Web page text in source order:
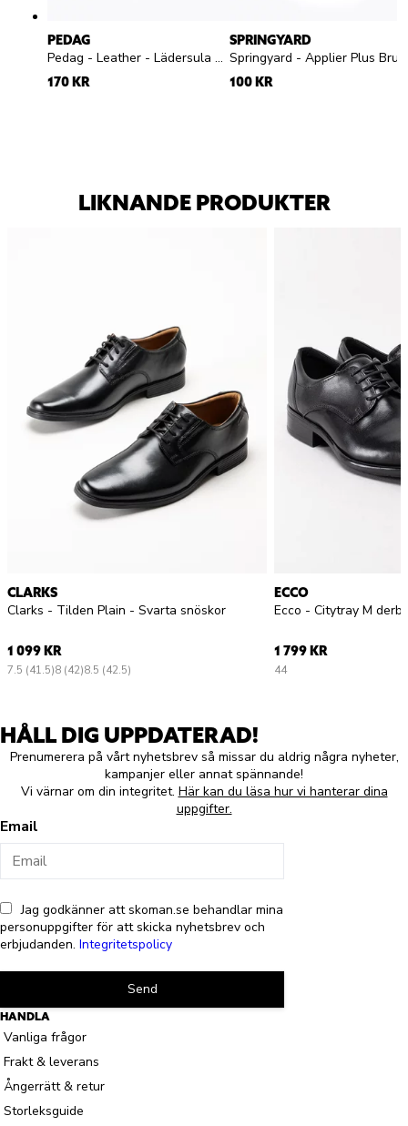
PEDAG
Pedag - Leather - Lädersula med aktivt kol
170 KR
SPRINGYARD
100 KR
LIKNANDE PRODUKTER
CLARKS
Clarks - Tilden Plain - Svarta snöskor
1 099 KR
7.5 (41.5)8 (42)8.5 (42.5)
ECCO
1 799 KR
44
HÅLL DIG UPPDATERAD!
Prenumerera på vårt nyhetsbrev så missar du aldrig några nyheter,
kampanjer eller annat spännande!
Vi värnar om din integritet. Här kan du läsa hur vi hanterar dina
uppgifter.
Email
Jag godkänner att skoman.se behandlar mina
personuppgifter för att skicka nyhetsbrev och
erbjudanden. Integritetspolicy
Send
HANDLA
Vanliga frågor
Frakt & leverans
Ångerrätt & retur
Storleksguide